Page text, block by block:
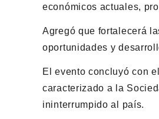
económicos actuales,
Agregó que fortalecerá
oportunidades y
El evento concluyó con
caracterizado a la
ininterrumpido al país.